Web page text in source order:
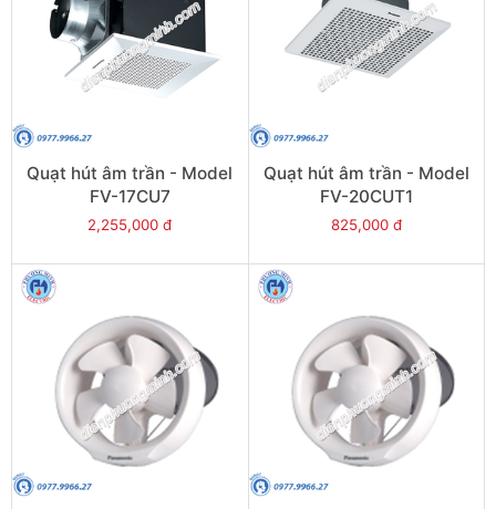
Quạt hút âm trần - Model
FV-17CU7
2,255,000 đ
Quạt hút âm trần - Model
FV-20CUT1
825,000 đ